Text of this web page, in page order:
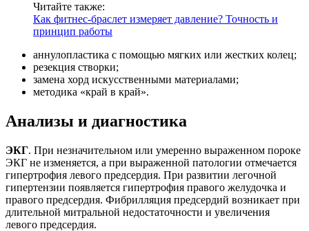
Читайте также:
Как фитнес-браслет измеряет давление? Точность и
принцип работы
аннулопластика с помощью мягких или жестких колец;
резекция створки;
замена хорд искусственными материалами;
методика «край в край».
Анализы и диагностика
ЭКГ. При незначительном или умеренно выраженном пороке
ЭКГ не изменяется, а при выраженной патологии отмечается
гипертрофия левого предсердия. При развитии легочной
гипертензии появляется гипертрофия правого желудочка и
правого предсердия. Фибрилляция предсердий возникает при
длительной митральной недостаточности и увеличения
левого предсердия.